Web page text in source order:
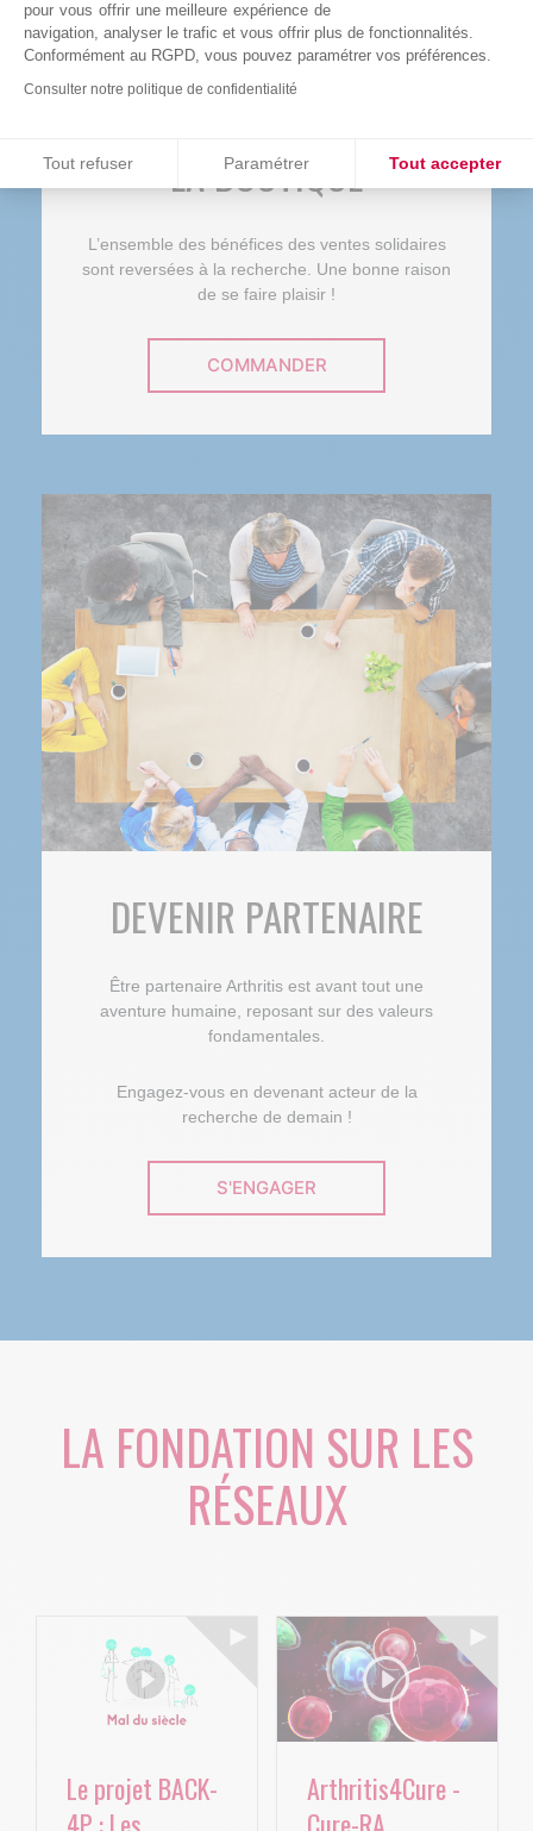
pour vous offrir une meilleure expérience de
navigation, analyser le trafic et vous offrir plus de fonctionnalités.
Conformément au RGPD, vous pouvez paramétrer vos préférences.
Consulter notre politique de confidentialité
Tout refuser Paramétrer Tout accepter
Plateforme de Gestion du Consentement : Personnalisez vos
Notre plateforme vous permet d'adapter et de gérer vos
LA BOUTIQUE
L’ensemble des bénéfices des ventes solidaires
sont reversées à la recherche. Une bonne raison
de se faire plaisir !
COMMANDER
DEVENIR PARTENAIRE
Être partenaire Arthritis est avant tout une
aventure humaine, reposant sur des valeurs
fondamentales.
Engagez-vous en devenant acteur de la
recherche de demain !
S'ENGAGER
LA FONDATION SUR LES
RÉSEAUX
Le projet BACK-
Arthritis4Cure -